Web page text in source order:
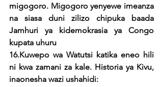
migogoro. Migogoro yenyewe imeanza
na siasa duni zilizo chipuka baada
Jamhuri ya kidemokrasia ya Congo
kupata uhuru
16.Kuwepo wa Watutsi katika eneo hili
ni kwa zamani za kale. Historia ya Kivu,
inaonesha wazi ushahidi: